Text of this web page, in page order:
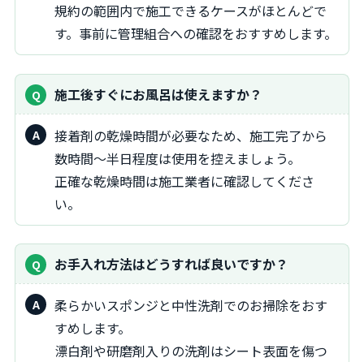
規約の範囲内で施工できるケースがほとんどで
す。事前に管理組合への確認をおすすめします。
施工後すぐにお風呂は使えますか？
接着剤の乾燥時間が必要なため、施工完了から
数時間～半日程度は使用を控えましょう。
正確な乾燥時間は施工業者に確認してくださ
い。
お手入れ方法はどうすれば良いですか？
柔らかいスポンジと中性洗剤でのお掃除をおす
すめします。
漂白剤や研磨剤入りの洗剤はシート表面を傷つ